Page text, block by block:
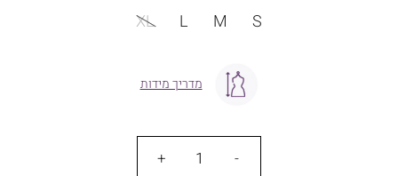
מידה S
M
L
XL
מדריך מידות
כמות